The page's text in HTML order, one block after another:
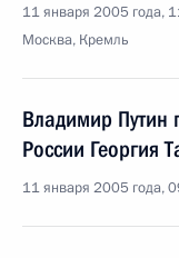
11 января 2005 года,
Москва, Кремль
Владимир Путин
России Георгия
11 января 2005 года,